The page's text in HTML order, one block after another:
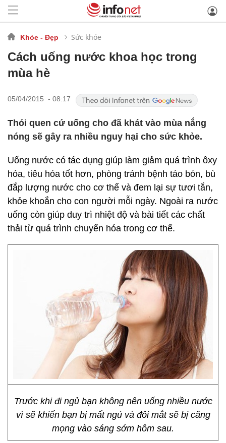
Khỏe - Đẹp Sức khỏe
Cách uống nước khoa học trong
mùa hè
05/04/2015 - 08:17
Thói quen cứ uống cho đã khát vào mùa nắng
nóng sẽ gây ra nhiều nguy hại cho sức khỏe.
Uống nước có tác dụng giúp làm giảm quá trình ôxy
hóa, tiêu hóa tốt hơn, phòng tránh bệnh táo bón, bù
đắp lượng nước cho cơ thể và đem lại sự tươi tắn,
khỏe khoắn cho con người mỗi ngày. Ngoài ra nước
uống còn giúp duy trì nhiệt độ và bài tiết các chất
thải từ quá trình chuyển hóa trong cơ thể.
Trước khi đi ngủ bạn không nên uống nhiều nước
vì sẽ khiến bạn bị mất ngủ và đôi mắt sẽ bị căng
mọng vào sáng sớm hôm sau.